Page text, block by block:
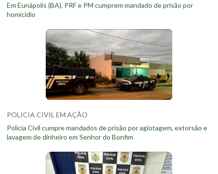
Em Eunápolis (BA), PRF e PM cumprem mandado de prisão por
homicídio
POLICIA CIVIL EM AÇÃO
Polícia Civil cumpre mandados de prisão por agiotagem, extorsão e
lavagem de dinheiro em Senhor do Bonfim